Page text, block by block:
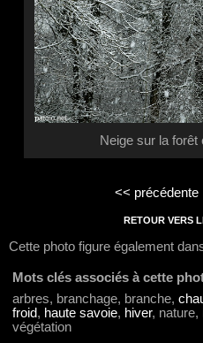
Neige sur la forêt
<< précédente
RETOUR VERS
Cette photo figure également
Mots clés associés à cette
arbres, branchage, branche,
froid, haute savoie, hiver, nature,
végétation